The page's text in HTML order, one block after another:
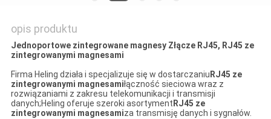
opis produktu
Jednoportowe zintegrowane magnesy Złącze RJ45, RJ45 ze
zintegrowanymi magnesami
Firma Heling działa i specjalizuje się w dostarczaniu RJ45 ze
zintegrowanymi magnesamiłączność sieciowa wraz z
rozwiązaniami z zakresu telekomunikacji i transmisji
danych;Heling oferuje szeroki asortyment RJ45 ze
zintegrowanymi magnesamiza transmisję danych i sygnałów.